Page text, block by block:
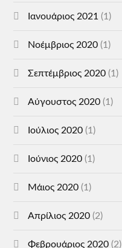
Ιανουάριος 2021 (1)
Νοέμβριος 2020 (1)
Σεπτέμβριος 2020 (1)
Αύγουστος 2020 (1)
Ιούλιος 2020 (1)
Ιούνιος 2020 (1)
Μάιος 2020 (1)
Απρίλιος 2020 (2)
Φεβρουάριος 2020 (2)